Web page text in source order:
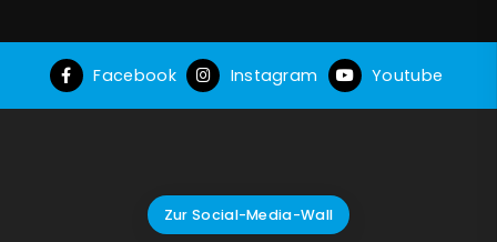
Facebook Instagram Youtube
Zur Social-Media-Wall